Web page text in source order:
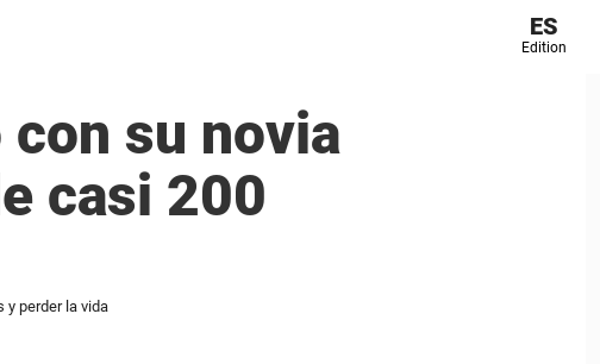
ES
Edition
con su novia
casi 200
y perder la vida